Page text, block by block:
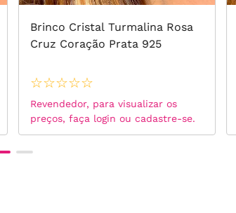
Brinco Cristal Turmalina Rosa
Cruz Coração Prata 925
☆☆☆☆☆
Revendedor, para visualizar os
preços, faça login ou cadastre-se.